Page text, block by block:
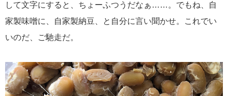
して文字にすると、ちょーふつうだなぁ……。でもね、自
家製味噌に、自家製納豆、と自分に言い聞かせ。これでい
いのだ、ご馳走だ。